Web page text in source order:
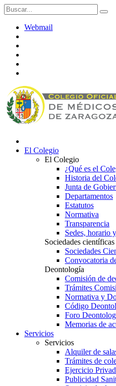
Webmail
El Colegio
El Colegio
¿Qué es el
Historia del
Junta de
Departamentos
Estatutos
Normativa
Transparencia
Sedes, horario
Sociedades científicas
Sociedades
Convocatoria
Deontología
Comisión de
Trámites
Normativa y
Código
Foro
Memorias de
Servicios
Servicios
Alquiler de
Trámites de
Ejercicio
Publicidad